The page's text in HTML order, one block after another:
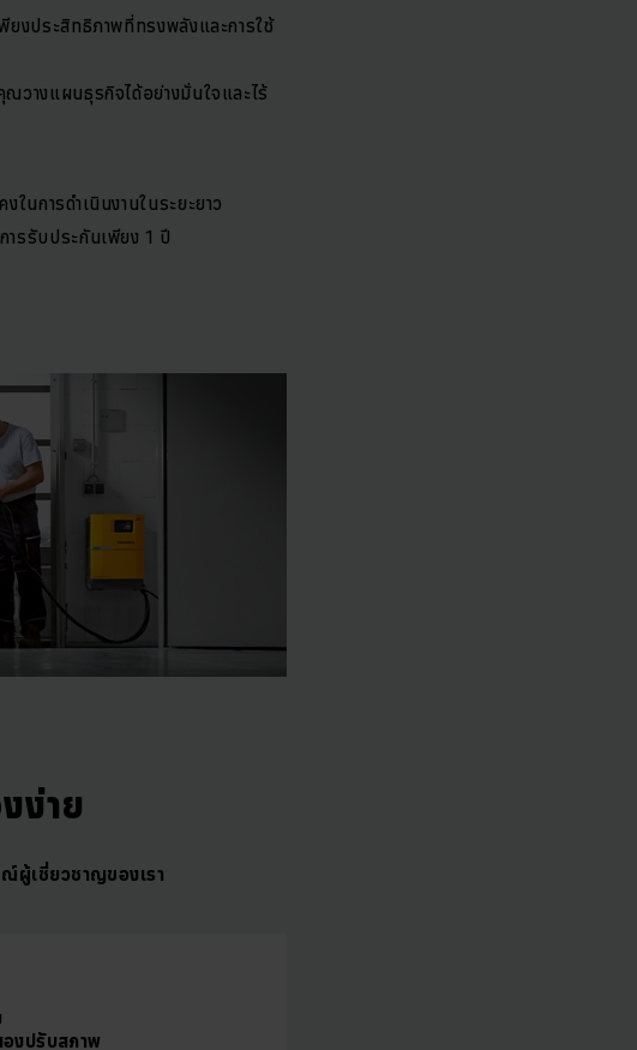
ยงประสิทธิภาพที่ทรงพลังและการใช้
วางแผนธุรกิจได้อย่างมั่นใจและไร้
นการดำเนินงานในระยะยาว
รรับประกันเพียง 1 ปี
ง่าย
ผู้เชี่ยวชาญของเรา
งปรับสภาพ